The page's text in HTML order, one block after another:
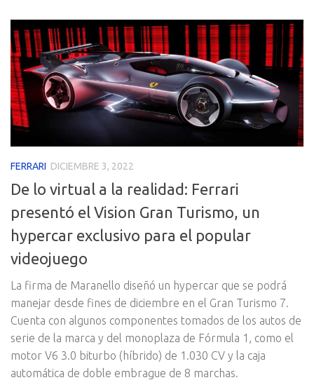
FERRARI DICIEMBRE 3, 2022
De lo virtual a la realidad: Ferrari
presentó el Vision Gran Turismo, un
hypercar exclusivo para el popular
videojuego
La firma de Maranello diseñó un hypercar que se podrá
manejar desde fines de diciembre en el Gran Turismo 7.
Cuenta con algunos componentes tomados de los autos de
serie de la marca y del monoplaza de Fórmula 1, como el
motor V6 3.0 biturbo (híbrido) de 1.030 CV y la caja
automática de doble embrague de 8 marchas.